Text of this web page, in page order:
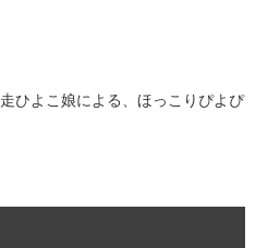
ひよこ娘による、ほっこりぴよぴ